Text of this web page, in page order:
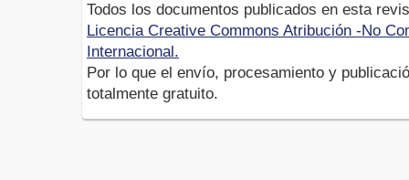
Todos los documentos publicados en esta
Licencia Creative Commons Atribución -No
Internacional.
Por lo que el envío, procesamiento y
totalmente gratuito.